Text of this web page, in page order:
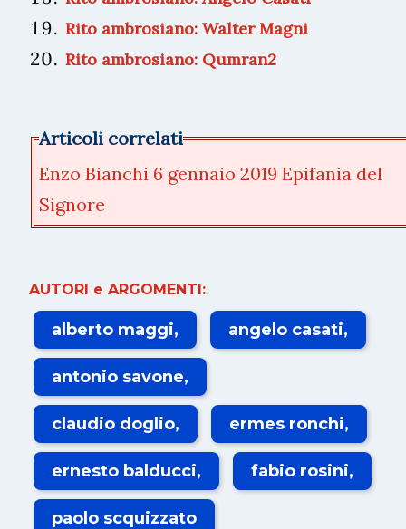
Rito ambrosiano: Walter Magni
Rito ambrosiano: Qumran2
Articoli correlati
Enzo Bianchi 6 gennaio 2019 Epifania del
Signore
AUTORI e ARGOMENTI:
alberto maggi angelo casati
antonio savone
claudio doglio ermes ronchi
ernesto balducci fabio rosini
paolo scquizzato